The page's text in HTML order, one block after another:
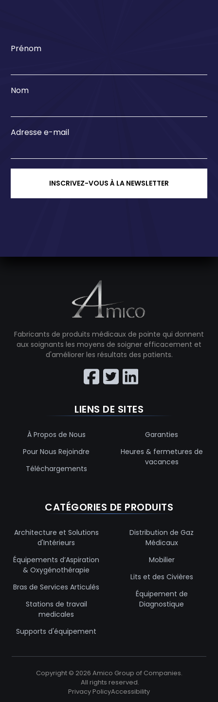
Prénom
Nom
Adresse e-mail
INSCRIVEZ-VOUS À LA NEWSLETTER
Fabricants de produits médicaux de pointe qui donnent
aux soignants les moyens de soigner efficacement et
d'améliorer les résultats des patients.
LIENS DE SITES
À Propos de Nous
Pour Nous Rejoindre
Téléchargements
Garanties
Heures & fermetures de
vacances
CATÉGORIES DE PRODUITS
Architecture et Solutions
d'Intérieurs
Équipements d’Aspiration
& Oxygénothérapie
Bras de Services Articulés
Stations de travail
medicales
Supports d'équipement
Distribution de Gaz
Médicaux
Mobilier
Lits et des Civières
Équipement de
Diagnostique
Copyright © 2026 Amico Group of Companies.
All rights reserved.
Privacy PolicyAccessibility